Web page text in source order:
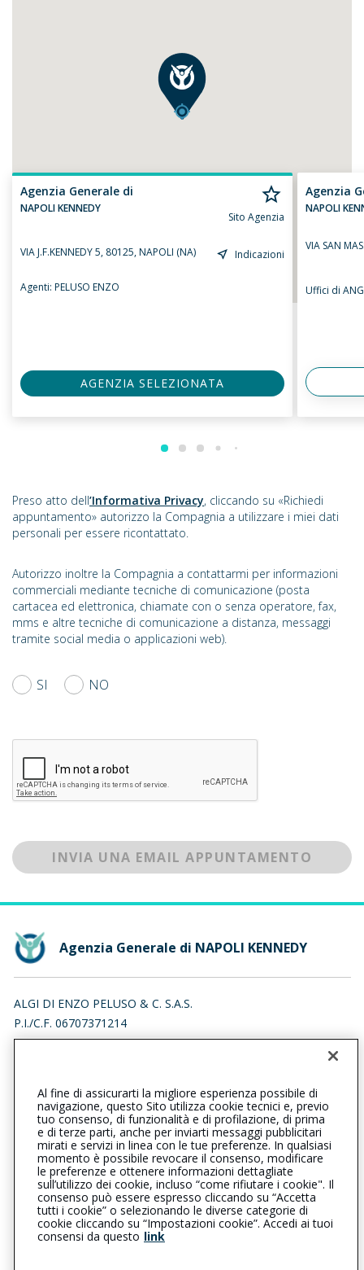
Agenzia Generale di
NAPOLI KENNEDY
Sito Agenzia
VIA J.F.KENNEDY 5, 80125, NAPOLI (NA) Indicazioni
Agenti: PELUSO ENZO
AGENZIA SELEZIONATA
Agenzia
NAPOLI
VIA SAN
Uffici di
Preso atto dell’Informativa Privacy, cliccando su «Richiedi
appuntamento» autorizzo la Compagnia a utilizzare i miei dati
personali per essere ricontattato.
Autorizzo inoltre la Compagnia a contattarmi per informazioni
commerciali mediante tecniche di comunicazione (posta
cartacea ed elettronica, chiamate con o senza operatore, fax,
mms e altre tecniche di comunicazione a distanza, messaggi
tramite social media o applicazioni web).
SI NO
INVIA UNA EMAIL APPUNTAMENTO
Agenzia Generale di NAPOLI KENNEDY
ALGI DI ENZO PELUSO & C. S.A.S.
P.I./C.F. 06707371214
VIA J.F.KENNEDY 5, 80125 NAPOLI (NA)
0815937959
napolikennedy@cattolica.it
algisas@pec.it
L’intermediario è soggetto al controllo dell’IVASS. Consulta il
Registro RUI al seguentelink
Al fine di assicurarti la migliore esperienza possibile di
navigazione, questo Sito utilizza cookie tecnici e, previo
tuo consenso, di funzionalità e di profilazione, di prima
e di terze parti, anche per inviarti messaggi pubblicitari
mirati e servizi in linea con le tue preferenze. In qualsiasi
momento è possibile revocare il consenso, modificare
le preferenze e ottenere informazioni dettagliate
sull’utilizzo dei cookie, incluso “come rifiutare i cookie". Il
consenso può essere espresso cliccando su “Accetta
tutti i cookie” o selezionando le diverse categorie di
cookie cliccando su “Impostazioni cookie”. Accedi ai tuoi
consensi da questo link